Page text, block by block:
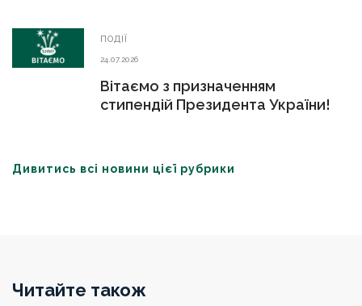
ПОДІЇ
24.07.2026
Вітаємо з призначенням
стипендій Президента України!
Дивитись всі новини цієї рубрики
Читайте також